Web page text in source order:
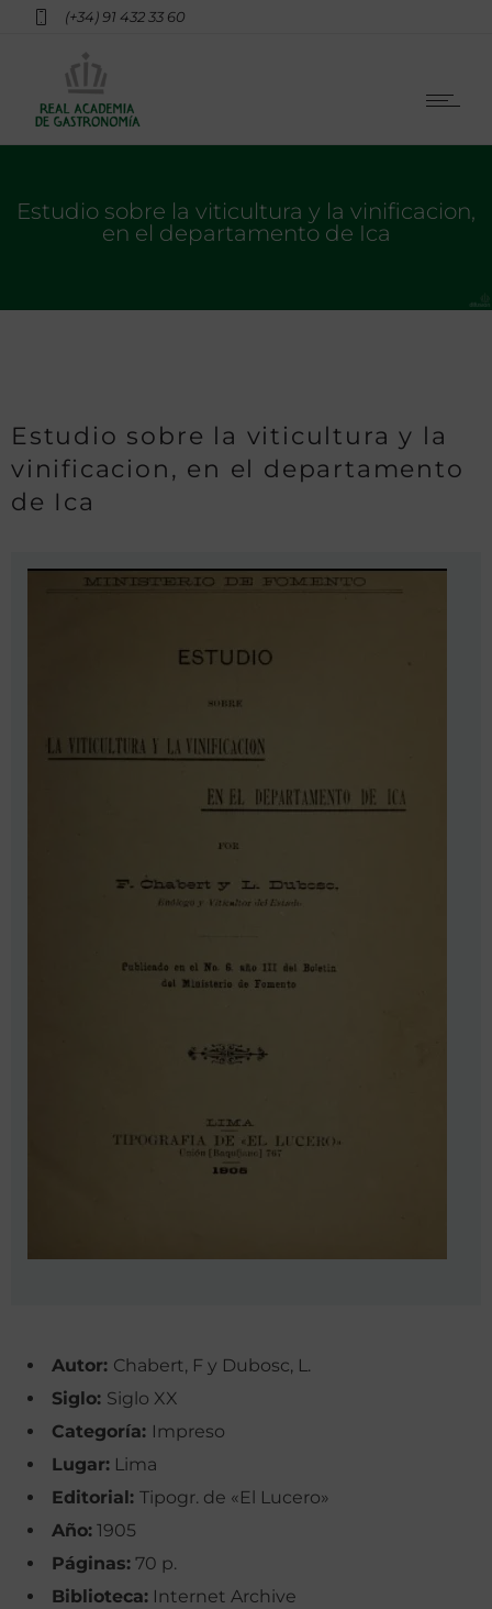
(+34) 91 432 33 60
Estudio sobre la viticultura y la vinificacion,
en el departamento de Ica
Estudio sobre la viticultura y la
vinificacion, en el departamento
de Ica
Autor: Chabert, F y Dubosc, L.
Siglo: Siglo XX
Categoría: Impreso
Lugar: Lima
Editorial: Tipogr. de «El Lucero»
Año: 1905
Páginas: 70 p.
Biblioteca: Internet Archive